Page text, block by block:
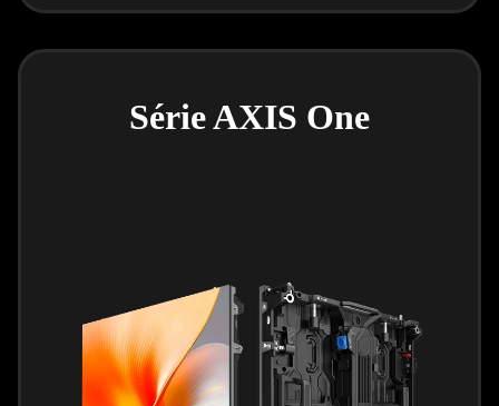
Série AXIS One